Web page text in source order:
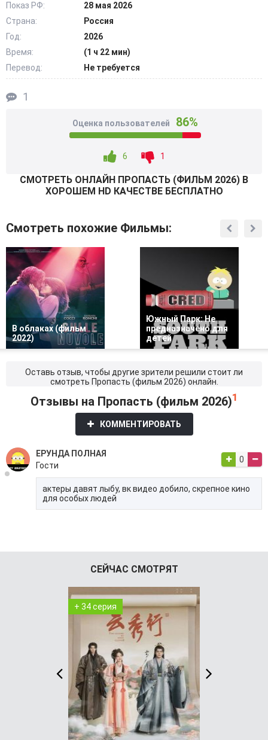
искать способ выбраться. Каждое решение –
рискованное, а любое неверное движение может стоить
жизни. @Filmix.fan
Показ РФ:
28 мая 2026
Страна:
Россия
Год:
2026
Время:
(1 ч 22 мин)
Перевод:
Не требуется
1
Оценка пользователей 86%
6 1
СМОТРEТЬ ОНЛАЙН ПРОПАСТЬ (ФИЛЬМ 2026) В
ХОРОШЕМ HD КАЧЕСТВЕ БЕСПЛАТНО
Смотреть похожие Фильмы:
В облаках (фильм
2022)
Южный Парк: Не
предназначено для
детей
Оставь отзыв, чтобы другие зрители решили стоит ли
смотреть Пропасть (фильм 2026) онлайн.
Отзывы на Пропасть (фильм 2026)1
КОММЕНТИРОВАТЬ
ЕРУНДА ПОЛНАЯ
Гости
0
актеры давят лыбу, вк видео добило, скрепное кино
для особых людей
СЕЙЧАС СМОТРЯТ
+ 34 серия